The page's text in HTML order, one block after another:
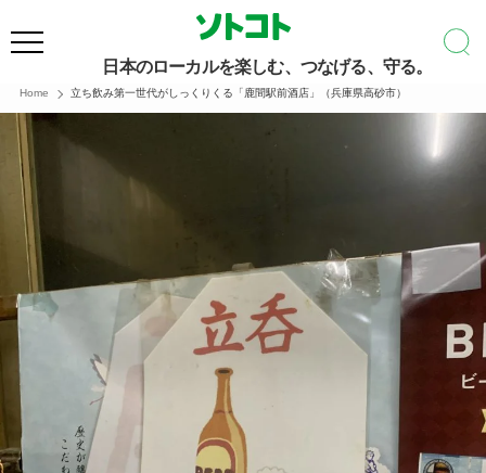
日本のローカルを楽しむ、つなげる、守る。
Home 立ち飲み第一世代がしっくりくる「鹿間駅前酒店」（兵庫県高砂市）